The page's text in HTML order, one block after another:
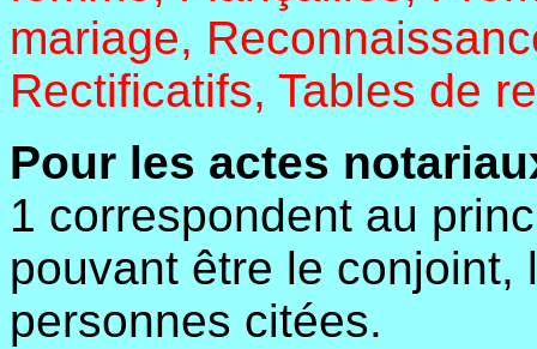
mariage,
Rectificatifs, Tables de
Pour les actes
1 correspondent au
pouvant être le conjoint,
personnes citées.